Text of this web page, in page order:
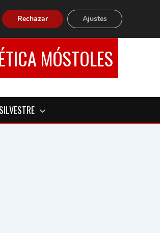
MÓSTOLES
Rechazar Ajustes